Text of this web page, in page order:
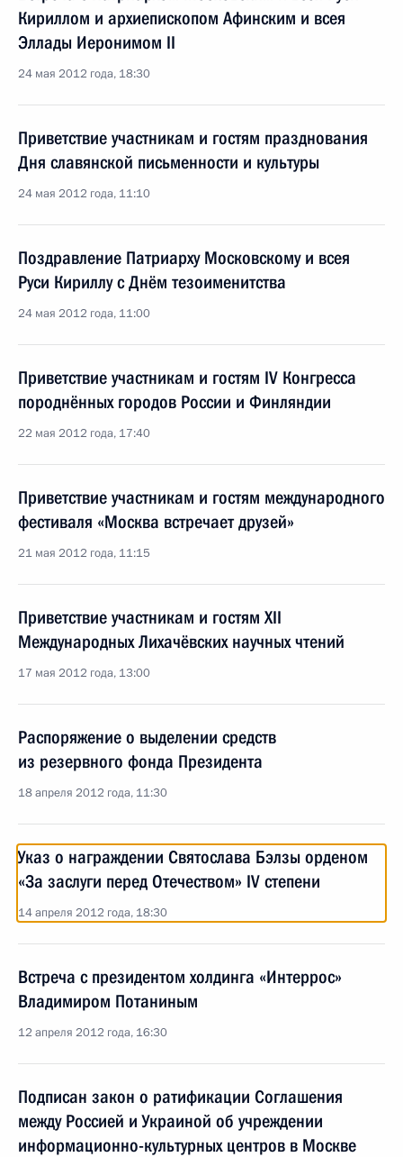
Кириллом и архиепископом Афинским и всея
Эллады Иеронимом II
24 мая 2012 года, 18:30
Приветствие участникам и гостям празднования
Дня славянской письменности и культуры
24 мая 2012 года, 11:10
Поздравление Патриарху Московскому и всея
Руси Кириллу с Днём тезоименитства
24 мая 2012 года, 11:00
Приветствие участникам и гостям IV Конгресса
породнённых городов России и Финляндии
22 мая 2012 года, 17:40
Приветствие участникам и гостям международного
фестиваля «Москва встречает друзей»
21 мая 2012 года, 11:15
Приветствие участникам и гостям XII
Международных Лихачёвских научных чтений
17 мая 2012 года, 13:00
Распоряжение о выделении средств
из резервного фонда Президента
18 апреля 2012 года, 11:30
Указ о награждении Святослава Бэлзы орденом
«За заслуги перед Отечеством» IV степени
14 апреля 2012 года, 18:30
Встреча с президентом холдинга «Интеррос»
Владимиром Потаниным
12 апреля 2012 года, 16:30
Подписан закон о ратификации Соглашения
между Россией и Украиной об учреждении
информационно-культурных центров в Москве